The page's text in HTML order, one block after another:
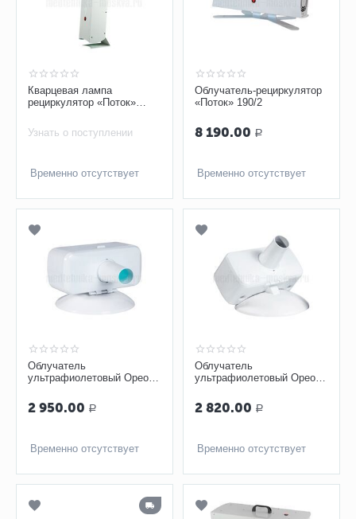
Кварцевая лампа
рециркулятор «Поток»
Узнать о поступлении
Временно отсутствует
Облучатель-рециркулятор
«Поток» 190/2
8 190.00 Р
Временно отсутствует
Облучатель
ультрафиолетовый Ореол
2 950.00 Р
Временно отсутствует
Облучатель
ультрафиолетовый Ореол
2 820.00 Р
Временно отсутствует